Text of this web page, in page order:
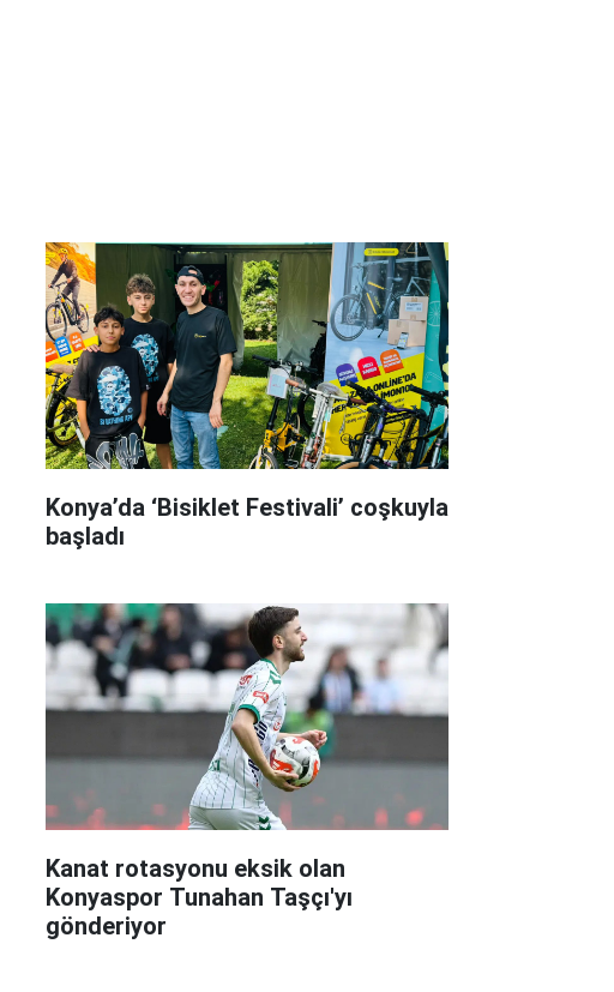
Konya’da ‘Bisiklet Festivali’ coşkuyla
başladı
Kanat rotasyonu eksik olan
Konyaspor Tunahan Taşçı'yı
gönderiyor